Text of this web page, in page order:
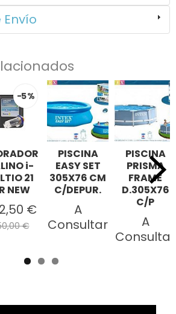
-5 %
i-
21
NEW
€
€
PISCINA
EASY SET
305X76 CM
C/DEPUR.
A
Consultar
PISCINA
PRISMA
FRAME
D.305X76
C/P
A
Consultar